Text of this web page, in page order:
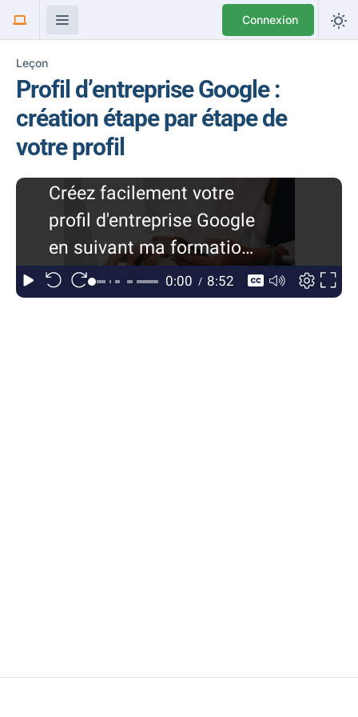
Connexion
Leçon
Profil d’entreprise Google :
création étape par étape de
votre profil